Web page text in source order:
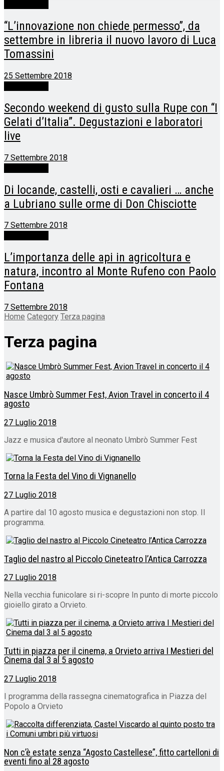
“L’innovazione non chiede permesso”, da
settembre in libreria il nuovo lavoro di Luca
Tomassini
25 Settembre 2018
Secondo weekend di gusto sulla Rupe con “I
Gelati d’Italia”. Degustazioni e laboratori
live
7 Settembre 2018
Di locande, castelli, osti e cavalieri … anche
a Lubriano sulle orme di Don Chisciotte
7 Settembre 2018
L’importanza delle api in agricoltura e
natura, incontro al Monte Rufeno con Paolo
Fontana
7 Settembre 2018
Home Category Terza pagina
Terza pagina
Nasce Umbrò Summer Fest, Avion Travel in concerto il 4
agosto
27 Luglio 2018
Jazz e musica d'autore al neonato Umbrò Summer Fest
Torna la Festa del Vino di Vignanello
27 Luglio 2018
A partire dal 10 agosto musica e degustazioni non stop. Il
programma.
Taglio del nastro al Piccolo Cineteatro l’Antica Carrozza
27 Luglio 2018
Nella vecchia funicolare si ri-scopre In punto di morte piccolo
gioiello girato a Orvieto.
Tutti in piazza per il cinema, a Orvieto arriva I Mestieri del
Cinema dal 3 al 5 agosto
27 Luglio 2018
I programma della rassegna cinematografica in Piazza del
Popolo a Orvieto
Non c’è estate senza “Agosto Castellese”, fitto cartelloni di
eventi fino al 28 agosto